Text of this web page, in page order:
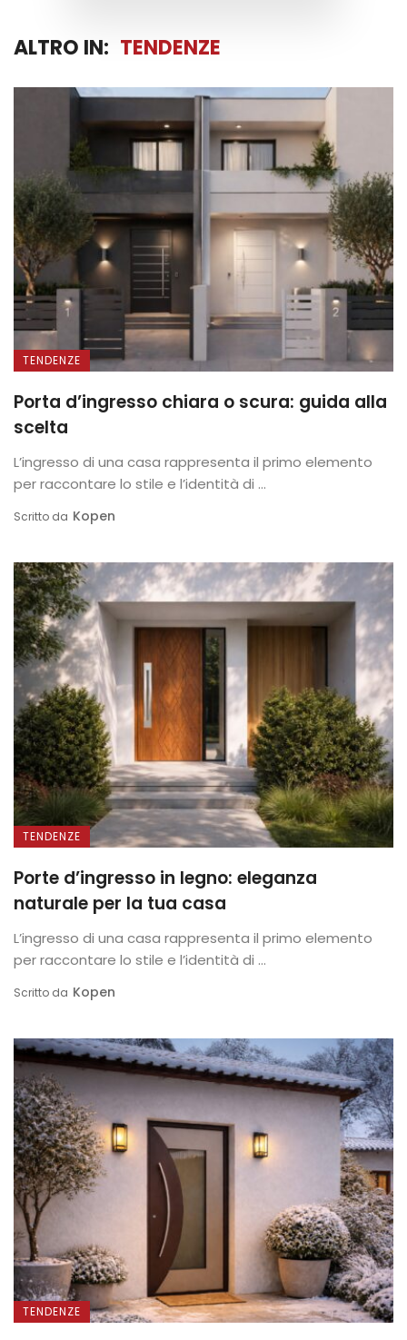
ALTRO IN: TENDENZE
TENDENZE
Porta d’ingresso chiara o scura: guida alla
scelta
L’ingresso di una casa rappresenta il primo elemento
per raccontare lo stile e l’identità di ...
Scritto da Kopen
TENDENZE
Porte d’ingresso in legno: eleganza
naturale per la tua casa
L’ingresso di una casa rappresenta il primo elemento
per raccontare lo stile e l’identità di ...
Scritto da Kopen
TENDENZE